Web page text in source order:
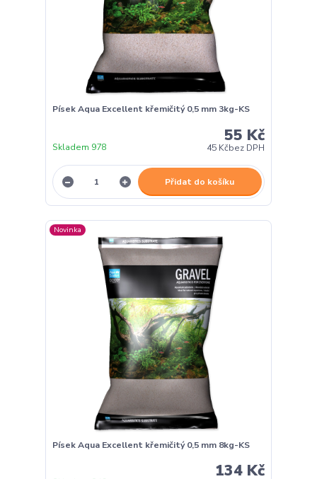
Písek Aqua Excellent křemičitý 0,5 mm 3kg-KS
55 Kč
45 Kčbez DPH
Skladem 978
Přidat do košíku
Novinka
Písek Aqua Excellent křemičitý 0,5 mm 8kg-KS
134 Kč